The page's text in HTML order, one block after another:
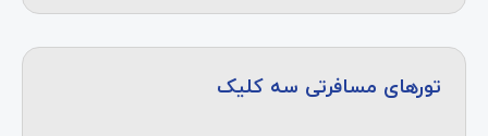
تورهای مسافرتی سه کلیک